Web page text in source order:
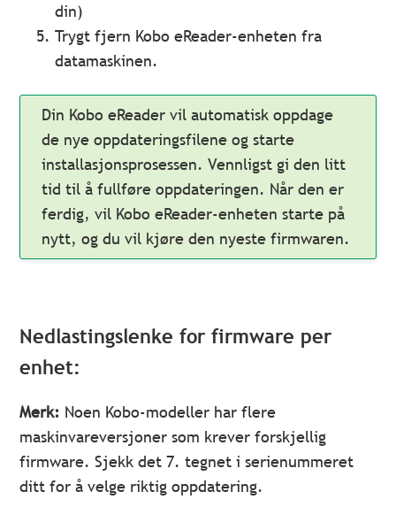
din)
Trygt fjern Kobo eReader-enheten fra
datamaskinen.
Din Kobo eReader vil automatisk oppdage
de nye oppdateringsfilene og starte
installasjonsprosessen. Vennligst gi den litt
tid til å fullføre oppdateringen. Når den er
ferdig, vil Kobo eReader-enheten starte på
nytt, og du vil kjøre den nyeste firmwaren.
Nedlastingslenke for firmware per
enhet:
Merk: Noen Kobo-modeller har flere
maskinvareversjoner som krever forskjellig
firmware. Sjekk det 7. tegnet i serienummeret
ditt for å velge riktig oppdatering.